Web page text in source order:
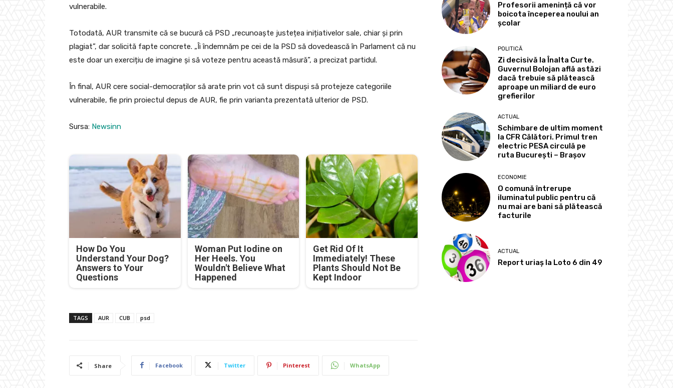
vulnerabile.
Totodată, AUR transmite că se bucură că PSD „recunoaște justețea inițiativelor sale, chiar și prin
plagiat”, dar solicită fapte concrete. „Îi îndemnăm pe cei de la PSD să dovedească în Parlament că nu
este doar un exercițiu de imagine și să voteze pentru această măsură”, a precizat partidul.
În final, AUR cere social-democraților să arate prin vot că sunt dispuși să protejeze categoriile
vulnerabile, fie prin proiectul depus de AUR, fie prin varianta prezentată ulterior de PSD.
Sursa: Newsinn
How Do You
Understand Your Dog?
Answers to Your
Questions
Woman Put Iodine on
Her Heels. You
Wouldn't Believe What
Happened
Get Rid Of It
Immediately! These
Plants Should Not Be
Kept Indoor
TAGS AUR CUB psd
Share Facebook Twitter Pinterest WhatsApp
Profesorii amenință că vor
boicota începerea noului an
școlar
POLITICĂ
Zi decisivă la Înalta Curte.
Guvernul Bolojan află astăzi
dacă trebuie să plătească
aproape un miliard de euro
grefierilor
ACTUAL
Schimbare de ultim moment
la CFR Călători. Primul tren
electric PESA circulă pe
ruta București – Brașov
ECONOMIE
O comună întrerupe
iluminatul public pentru că
nu mai are bani să plătească
facturile
ACTUAL
Report uriaș la Loto 6 din 49